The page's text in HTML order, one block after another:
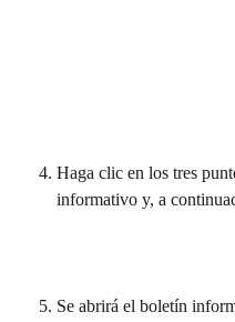
Haga clic en los tres
informativo y, a
Se abrirá el boletín